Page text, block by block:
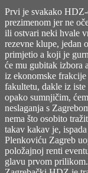
Prvi je svakako
prezimenom jer ne
ili ostvari neki hvale
rezevne klupe, jedan
primjetio a koji je
će mu gubitak izbora
iz ekonomske
fakultetu, dakle iz
opako sumnjičim,
neslaganja s
nema što osobito
takav kakav je,
Plenkoviću Zagreb
položajnoj renti
glavu prvom